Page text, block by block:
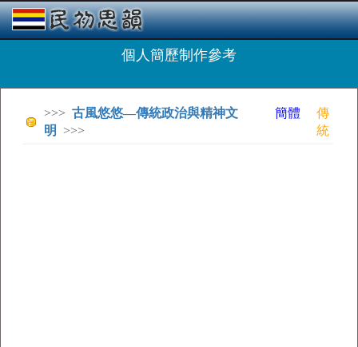
個人簡歷制作參考
>>> 古風悠悠—傳統政治與精神文
明
>>>
簡體
傳
統